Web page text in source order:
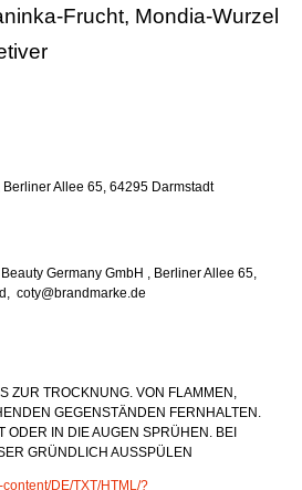
Frucht, Mondia-Wurzel
Allee 65, 64295 Darmstadt
Germany GmbH , Berliner Allee 65,
coty@brandmarke.de
ZUR TROCKNUNG. VON FLAMMEN,
GEGENSTÄNDEN FERNHALTEN.
ODER IN DIE AUGEN SPRÜHEN. BEI
GRÜNDLICH AUSSPÜLEN
DE/TXT/HTML/?